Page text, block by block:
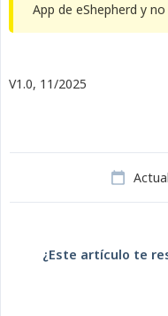
App de eShepherd y
V1.0, 11/2025
¿Este artículo te